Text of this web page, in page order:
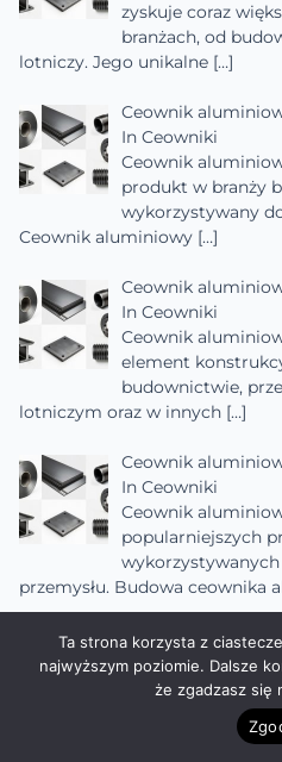
zyskuje coraz
branżach, od
lotniczy. Jego unikalne […]
Ceownik
In Ceowniki
Ceownik
produkt w branży
wykorzystywany
Ceownik aluminiowy […]
Ceownik
In Ceowniki
Ceownik
element
budownictwie,
lotniczym oraz w innych […]
Ceownik
In Ceowniki
Ceownik
popularniejszych
przemysłu. Budowa ceownika
Ceownik 90×90
InCeowniki
Ceownik 90×90 to
rodzajów
stosowany w
Ta strona korzysta z
najwyższym poziomie. Dalsze
że zgadzasz się